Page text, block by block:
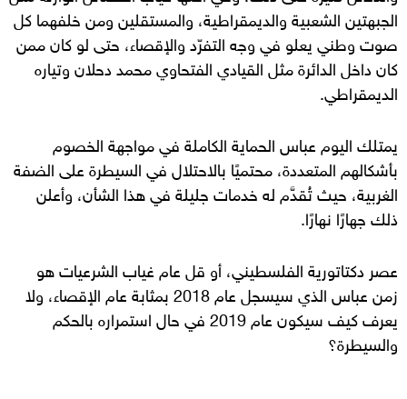
الجبهتين الشعبية والديمقراطية، والمستقلين ومن خلفهما كل
صوت وطني يعلو في وجه التفرّد والإقصاء، حتى لو كان ممن
كان داخل الدائرة مثل القيادي الفتحاوي محمد دحلان وتياره
الديمقراطي.
يمتلك اليوم عباس الحماية الكاملة في مواجهة الخصوم
بأشكالهم المتعددة، محتميًا بالاحتلال في السيطرة على الضفة
الغربية، حيث تُقدَّم له خدمات جليلة في هذا الشأن، وأعلن
ذلك جهارًا نهارًا.
عصر دكتاتورية الفلسطيني، أو قل عام غياب الشرعيات هو
زمن عباس الذي سيسجل عام 2018 بمثابة عام الإقصاء، ولا
يعرف كيف سيكون عام 2019 في حال استمراره بالحكم
والسيطرة؟